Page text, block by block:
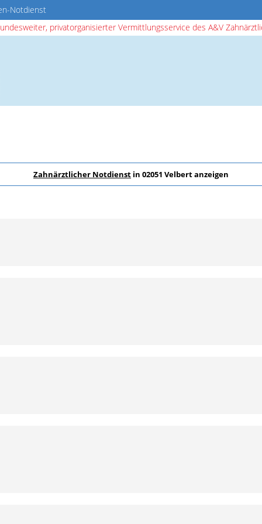
Notdienst
privatorganisierter Vermittlungsservice des A&V
Zahnärztlicher Notdienst in 02051 Velbert anzeigen